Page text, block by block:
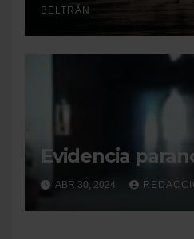
BELTRÁN
Evidencia
ABR 30, 2024